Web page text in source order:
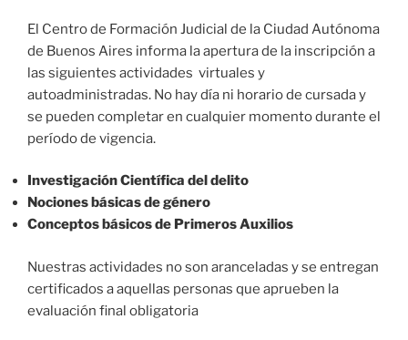
El Centro de Formación Judicial de la Ciudad Autónoma
de Buenos Aires informa la apertura de la inscripción a
las siguientes actividades virtuales y
autoadministradas. No hay día ni horario de cursada y
se pueden completar en cualquier momento durante el
período de vigencia.
Investigación Científica del delito
Nociones básicas de género
Conceptos básicos de Primeros Auxilios
Nuestras actividades no son aranceladas y se entregan
certificados a aquellas personas que aprueben la
evaluación final obligatoria